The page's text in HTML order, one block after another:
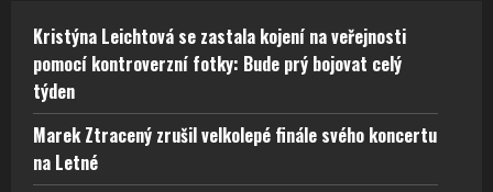
Kristýna Leichtová se zastala kojení na veřejnosti
pomocí kontroverzní fotky: Bude prý bojovat celý
týden
Marek Ztracený zrušil velkolepé finále svého koncertu
na Letné